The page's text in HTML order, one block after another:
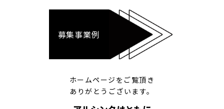
募集事業例
ホームページをご覧頂き
ありがとうございます。